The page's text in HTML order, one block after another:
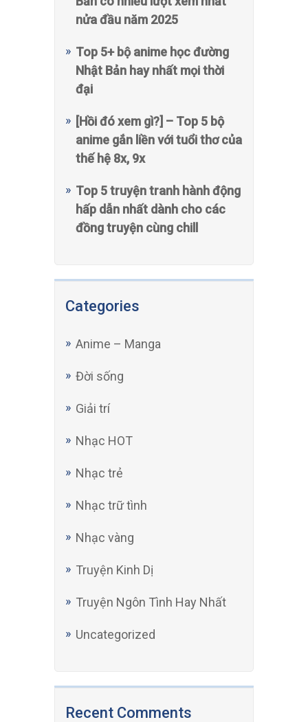
nửa đầu năm 2025
Top 5+ bộ anime học đường
Nhật Bản hay nhất mọi thời
đại
[Hồi đó xem gì?] – Top 5 bộ
anime gắn liền với tuổi thơ của
thế hệ 8x, 9x
Top 5 truyện tranh hành động
hấp dẫn nhất dành cho các
đồng truyện cùng chill
Categories
Anime – Manga
Đời sống
Giải trí
Nhạc HOT
Nhạc trẻ
Nhạc trữ tình
Nhạc vàng
Truyện Kinh Dị
Truyện Ngôn Tình Hay Nhất
Uncategorized
Recent Comments